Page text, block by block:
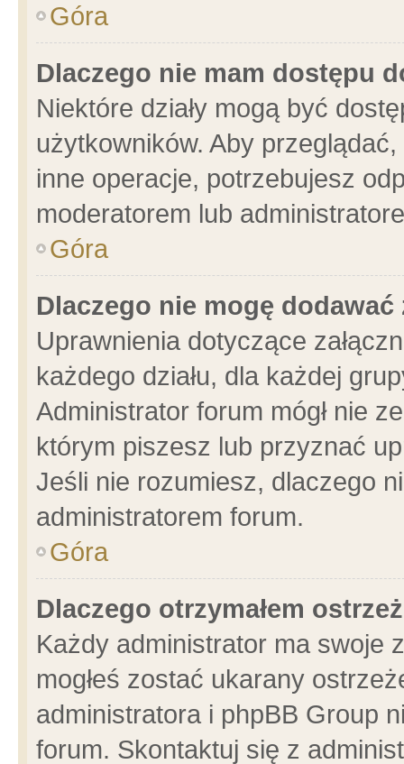
Góra
Dlaczego nie mam dostępu
Niektóre działy mogą być
użytkowników. Aby
inne operacje, potrzebujesz
moderatorem lub
Góra
Dlaczego nie mogę dodawać
Uprawnienia dotyczące
każdego działu, dla każdej
Administrator forum mógł nie
którym piszesz lub przyznać
Jeśli nie rozumiesz, dlaczego
administratorem forum.
Góra
Dlaczego otrzymałem
Każdy administrator ma swoje
mogłeś zostać ukarany
administratora i phpBB Group
forum. Skontaktuj się z